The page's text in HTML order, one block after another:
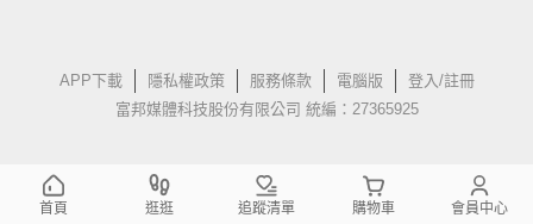
APP下載 隱私權政策 服務條款 電腦版
登入/註冊
富邦媒體科技股份有限公司 統編：27365925
首頁 逛逛 追蹤清單 購物車 會員中心